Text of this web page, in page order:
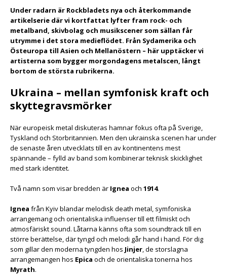
Under radarn är Rockbladets nya och återkommande
artikelserie där vi kortfattat lyfter fram rock- och
metalband, skivbolag och musikscener som sällan får
utrymme i det stora medieflödet. Från Sydamerika och
Östeuropa till Asien och Mellanöstern – här upptäcker vi
artisterna som bygger morgondagens metalscen, långt
bortom de största rubrikerna.
Ukraina – mellan symfonisk kraft och
skyttegravsmörker
När europeisk metal diskuteras hamnar fokus ofta på Sverige,
Tyskland och Storbritannien. Men den ukrainska scenen har under
de senaste åren utvecklats till en av kontinentens mest
spännande – fylld av band som kombinerar teknisk skicklighet
med stark identitet.
Två namn som visar bredden är Ignea och 1914.
Ignea från Kyiv blandar melodisk death metal, symfoniska
arrangemang och orientaliska influenser till ett filmiskt och
atmosfäriskt sound. Låtarna känns ofta som soundtrack till en
större berättelse, där tyngd och melodi går hand i hand. För dig
som gillar den moderna tyngden hos Jinjer, de storslagna
arrangemangen hos Epica och de orientaliska tonerna hos
Myrath.